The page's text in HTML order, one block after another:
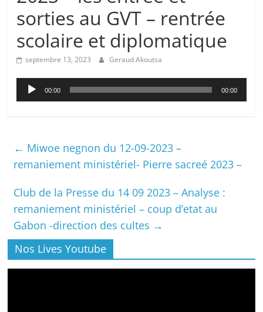
sorties au GVT – rentrée
scolaire et diplomatique
septembre 13, 2023 Geraud Akoutsa
Lecteur
audio
00:00 00:00
← Miwoe negnon du 12-09-2023 –
remaniement ministériel- Pierre sacreé 2023 –
Club de la Presse du 14 09 2023 – Analyse :
remaniement ministériel – coup d’etat au
Gabon -direction des cultes →
Nos Lives Youtube